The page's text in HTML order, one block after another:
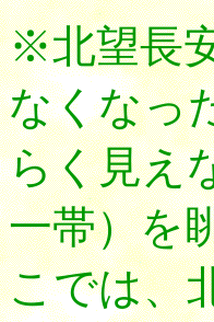
※北望長
なくなっ
らく見え
一帯）を
こでは、